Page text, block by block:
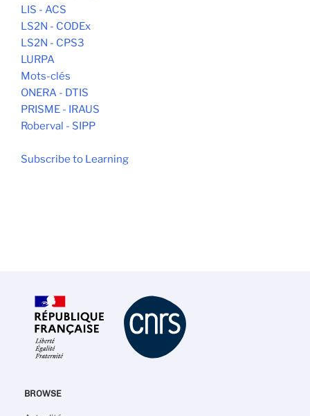
LIS - ACS
LS2N - CODEx
LS2N - CPS3
LURPA
Mots-clés
ONERA - DTIS
PRISME - IRAUS
Roberval - SIPP
Subscribe to Learning
BROWSE